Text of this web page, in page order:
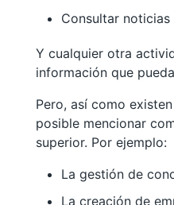
Consultar
Y cualquier otra
información que
Pero, así como
posible mencionar
superior. Por ejemplo:
La gestión de
La creación de